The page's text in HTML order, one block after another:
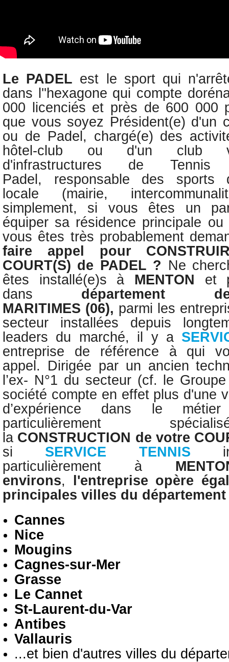
Le PADEL est le sport qui
dans l''hexagone qui compte
000 licenciés et près de 600 000
que vous soyez Président(e) d'un
ou de Padel, chargé(e) des
hôtel-club ou d'un club
d'infrastructures de
Padel, responsable des sports
locale (mairie,
simplement, si vous êtes un
équiper sa résidence principale ou
vous êtes très probablement
faire appel pour
COURT(S) de PADEL ? Ne
êtes installé(e)s à MENTON
et
dans département
MARITIMES (06), parmi les
secteur installées depuis
leaders du marché, il y a
entreprise de référence à qui
appel. Dirigée par un ancien
l’ex- N°1 du secteur (cf. le
société compte en effet plus d'une
d’expérience dans le
particulièrement
la CONSTRUCTION de votre
si SERVICE TENNIS
particulièrement à
environs, l'entreprise opère
principales villes du
Cannes
Nice
Mougins
Cagnes-sur-Mer
Grasse
Le Cannet
St-Laurent-du-Var
Antibes
Vallauris
...et bien d'autres villes du